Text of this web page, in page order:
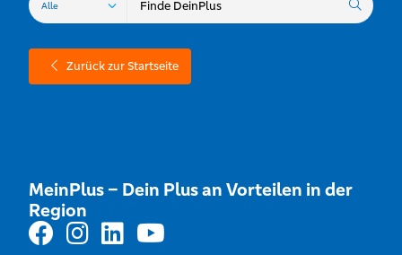
Zurück zur Startseite
MeinPlus – Dein Plus an Vorteilen in der
Region